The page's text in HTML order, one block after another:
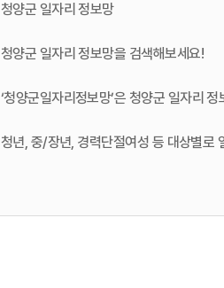
청양군 일자리 정보망
청양군 일자리 정보망을 검색해보세요!
‘청양군일자리정보망’은 청양군 일자리
청년, 중/장년, 경력단절여성 등 대상별로